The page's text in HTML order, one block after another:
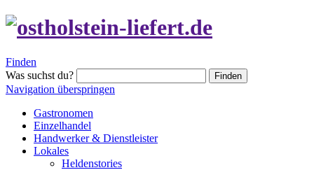
Finden
Was suchst du?
Finden
Navigation überspringen
Gastronomen
Einzelhandel
Handwerker & Dienstleister
Lokales
Heldenstories